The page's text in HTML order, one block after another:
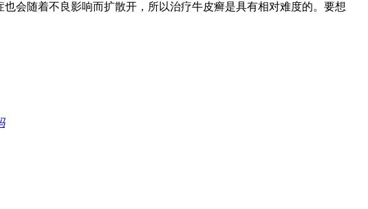
会随着不良影响而扩散开，所以治疗牛皮癣是具有相对难度的。要想